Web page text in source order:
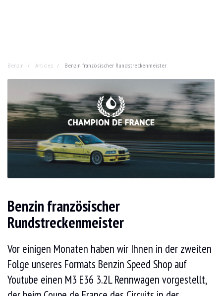
Benzin Articles Benzin französischer Rundstreckenmeister
Benzin französischer
Rundstreckenmeister
Vor einigen Monaten haben wir Ihnen in der zweiten
Folge unseres Formats Benzin Speed Shop auf
Youtube einen M3 E36 3.2L Rennwagen vorgestellt,